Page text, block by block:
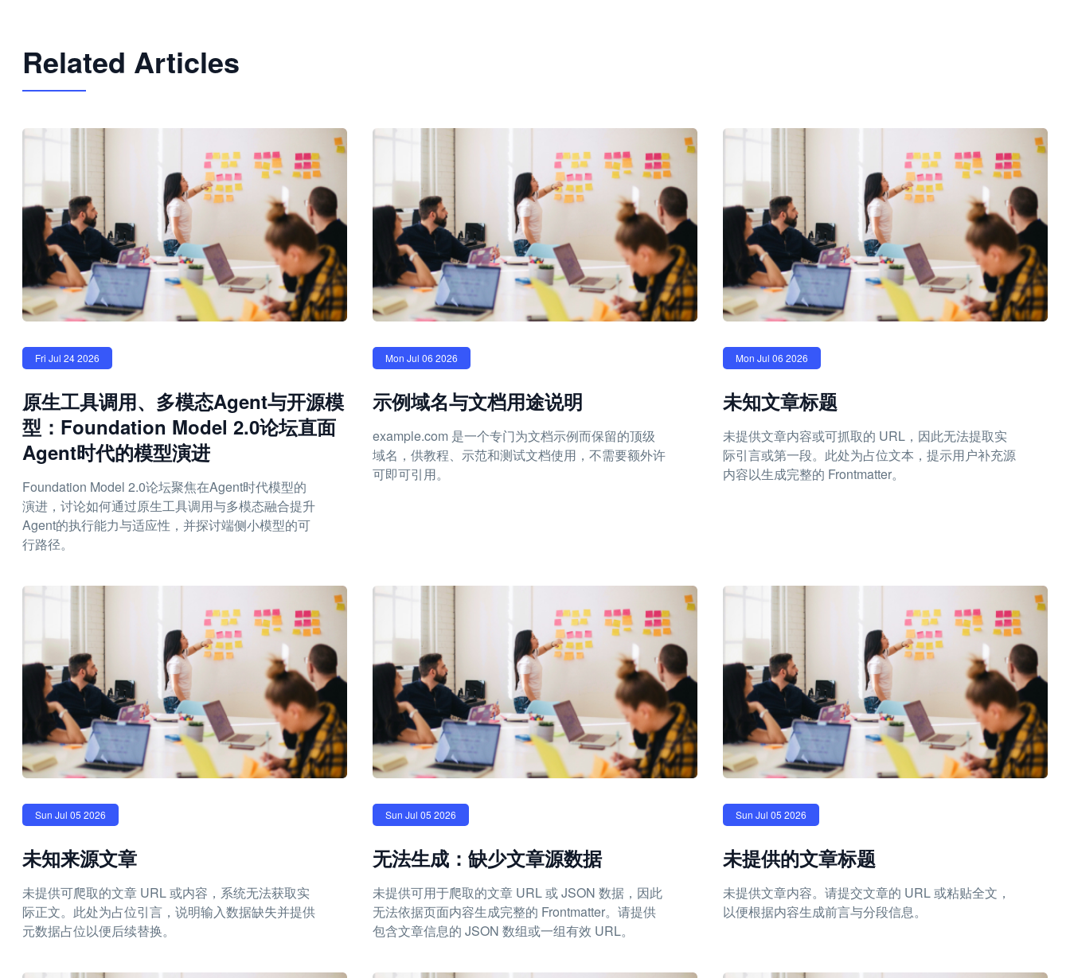
Related Articles
Fri Jul 24 2026
原生工具调用、多模态Agent与开源模
型：Foundation Model 2.0论坛直面
Agent时代的模型演进
Foundation Model 2.0论坛聚焦在Agent时代模型的
演进，讨论如何通过原生工具调用与多模态融合提升
Agent的执行能力与适应性，并探讨端侧小模型的可
行路径。
Mon Jul 06 2026
示例域名与文档用途说明
example.com 是一个专门为文档示例而保留的顶级
域名，供教程、示范和测试文档使用，不需要额外许
可即可引用。
Mon Jul 06 2026
未知文章标题
未提供文章内容或可抓取的 URL，因此无法提取实
际引言或第一段。此处为占位文本，提示用户补充源
内容以生成完整的 Frontmatter。
Sun Jul 05 2026
未知来源文章
未提供可爬取的文章 URL 或内容，系统无法获取实
际正文。此处为占位引言，说明输入数据缺失并提供
元数据占位以便后续替换。
Sun Jul 05 2026
无法生成：缺少文章源数据
未提供可用于爬取的文章 URL 或 JSON 数据，因此
无法依据页面内容生成完整的 Frontmatter。请提供
包含文章信息的 JSON 数组或一组有效 URL。
Sun Jul 05 2026
未提供的文章标题
未提供文章内容。请提交文章的 URL 或粘贴全文，
以便根据内容生成前言与分段信息。